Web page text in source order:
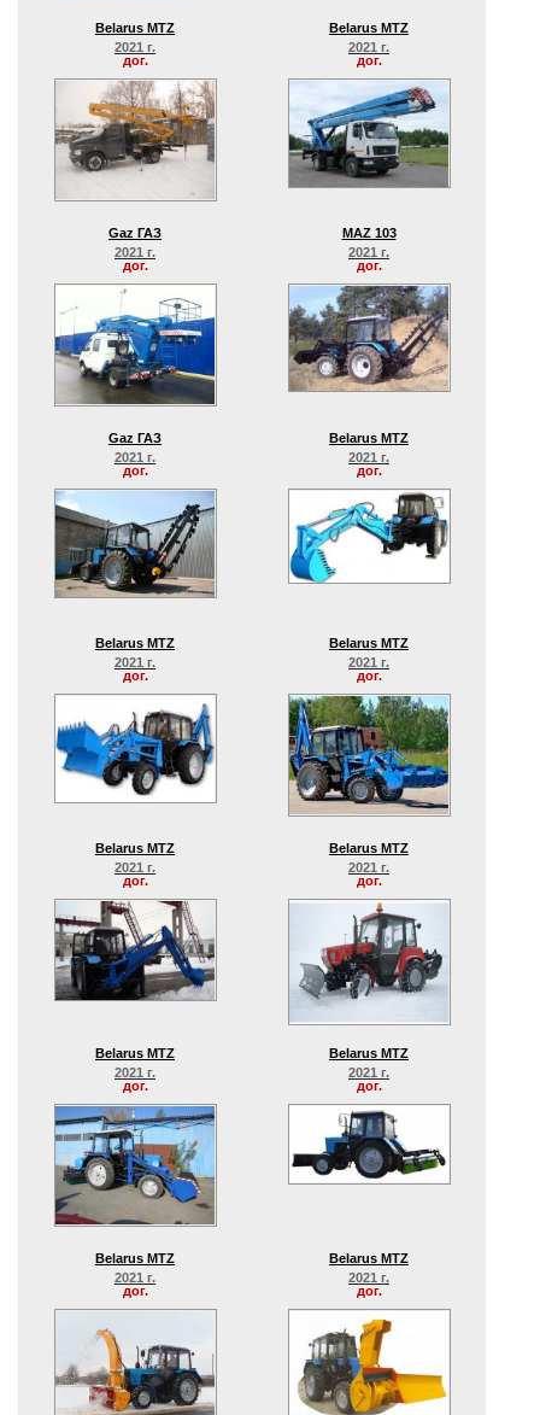
Belarus MTZ
2021 г.
дог.
Belarus MTZ
2021 г.
дог.
Gaz ГАЗ
2021 г.
дог.
MAZ 103
2021 г.
дог.
Gaz ГАЗ
2021 г.
дог.
Belarus MTZ
2021 г.
дог.
Belarus MTZ
2021 г.
дог.
Belarus MTZ
2021 г.
дог.
Belarus MTZ
2021 г.
дог.
Belarus MTZ
2021 г.
дог.
Belarus MTZ
2021 г.
дог.
Belarus MTZ
2021 г.
дог.
Belarus MTZ
2021 г.
дог.
Belarus MTZ
2021 г.
дог.